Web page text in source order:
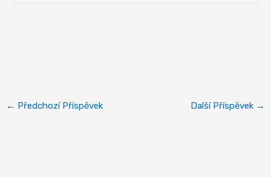
← Předchozí Příspěvek Další Příspěvek →